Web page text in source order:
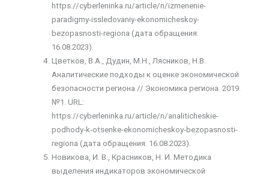
https://cyberleninka.ru/article/n/izmenenie-
paradigmy-issledovaniy-ekonomicheskoy-
bezopasnosti-regiona (дата обращения:
16.08.2023).
Цветков, В.А., Дудин, М.Н., Лясников, Н.В.
Аналитические подходы к оценке экономической
безопасности региона // Экономика региона. 2019.
№1. URL:
https://cyberleninka.ru/article/n/analiticheskie-
podhody-k-otsenke-ekonomicheskoy-bezopasnosti-
regiona (дата обращения: 16.08.2023).
Новикова, И. В., Красников, Н. И. Методика
выделения индикаторов экономической